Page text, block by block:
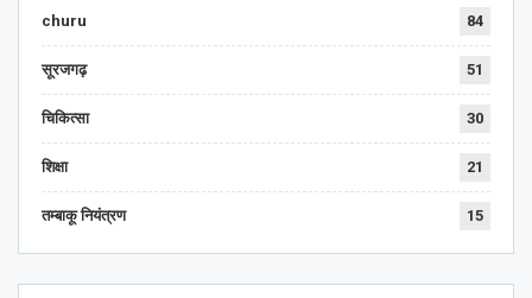
churu 84
सूरजगढ़ 51
चिकित्सा 30
शिक्षा 21
तम्बाकू नियंत्रण 15